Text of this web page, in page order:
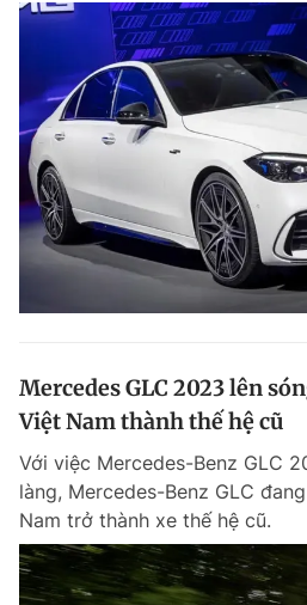
Mercedes GLC 2023 lên
Việt Nam thành thế hệ cũ
Với việc Mercedes-Benz GLC
làng, Mercedes-Benz GLC
Nam trở thành xe thế hệ cũ.